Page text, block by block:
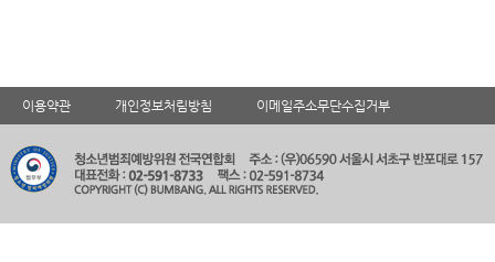
이용약관 개인정보처림방침 이메일주소무단수집거부